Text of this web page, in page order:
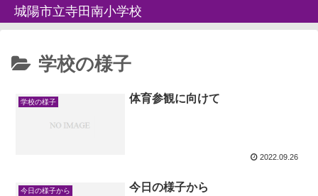
城陽市立寺田南小学校
学校の様子
学校の様子 体育参観に向けて
2022.09.26
今日の様子から 今日の様子から